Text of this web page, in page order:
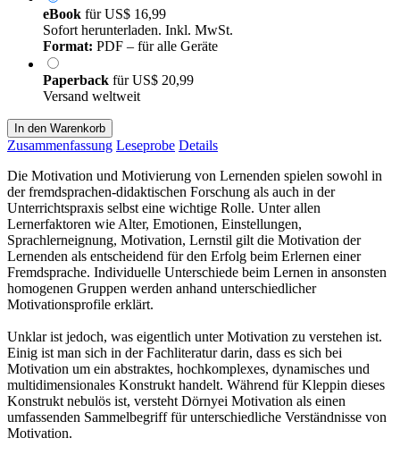
eBook fürUS$ 16,99
Sofort herunterladen. Inkl. MwSt.
Format: PDF – für alle Geräte
Paperback fürUS$ 20,99
Versand weltweit
In den Warenkorb
Zusammenfassung Leseprobe Details
Die Motivation und Motivierung von Lernenden spielen sowohl in
der fremdsprachen-didaktischen Forschung als auch in der
Unterrichtspraxis selbst eine wichtige Rolle. Unter allen
Lernerfaktoren wie Alter, Emotionen, Einstellungen,
Sprachlerneignung, Motivation, Lernstil gilt die Motivation der
Lernenden als entscheidend für den Erfolg beim Erlernen einer
Fremdsprache. Individuelle Unterschiede beim Lernen in ansonsten
homogenen Gruppen werden anhand unterschiedlicher
Motivationsprofile erklärt.
Unklar ist jedoch, was eigentlich unter Motivation zu verstehen ist.
Einig ist man sich in der Fachliteratur darin, dass es sich bei
Motivation um ein abstraktes, hochkomplexes, dynamisches und
multidimensionales Konstrukt handelt. Während für Kleppin dieses
Konstrukt nebulös ist, versteht Dörnyei Motivation als einen
umfassenden Sammelbegriff für unterschiedliche Verständnisse von
Motivation.